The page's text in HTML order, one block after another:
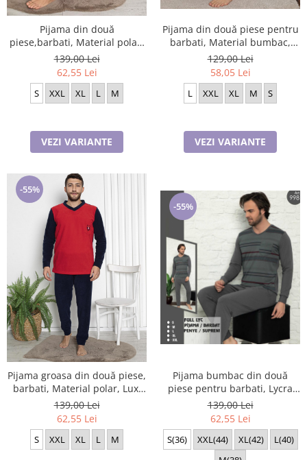
Pijama din două
piese,barbati, Material polar,
Lux, Baki33 100%micro
139,00 Lei
62,55 Lei
S XXL XL L M
VEZI VARIANTE
Pijama din două piese pentru
barbati, Material bumbac,
Berfin 504
129,00 Lei
58,05 Lei
L XXL XL M S
VEZI VARIANTE
-55%
Pijama groasa din două piese,
barbati, Material polar, Lux,
Baki31 100%micro
139,00 Lei
62,55 Lei
S XXL XL L M
-55%
Pijama bumbac din două
piese pentru barbati, Lycra
Bak998
139,00 Lei
62,55 Lei
S(36) XXL(44) XL(42)
L(40)